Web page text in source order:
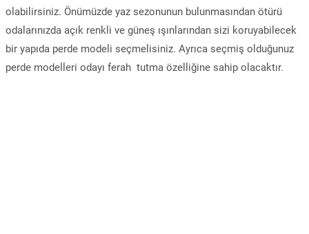
olabilirsiniz. Önümüzde yaz sezonunun bulunmasından ötürü
odalarınızda açık renkli ve güneş ışınlarından sizi koruyabilecek
bir yapıda perde modeli seçmelisiniz. Ayrıca seçmiş olduğunuz
perde modelleri odayı ferah tutma özelliğine sahip olacaktır.